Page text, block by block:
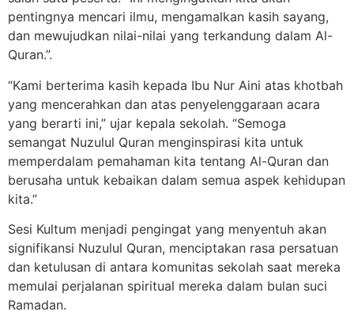
pentingnya mencari ilmu, mengamalkan kasih sayang,
dan mewujudkan nilai-nilai yang terkandung dalam Al-
Quran.”.
“Kami berterima kasih kepada Ibu Nur Aini atas khotbah
yang mencerahkan dan atas penyelenggaraan acara
yang berarti ini,” ujar kepala sekolah. “Semoga
semangat Nuzulul Quran menginspirasi kita untuk
memperdalam pemahaman kita tentang Al-Quran dan
berusaha untuk kebaikan dalam semua aspek kehidupan
kita.”
Sesi Kultum menjadi pengingat yang menyentuh akan
signifikansi Nuzulul Quran, menciptakan rasa persatuan
dan ketulusan di antara komunitas sekolah saat mereka
memulai perjalanan spiritual mereka dalam bulan suci
Ramadan.